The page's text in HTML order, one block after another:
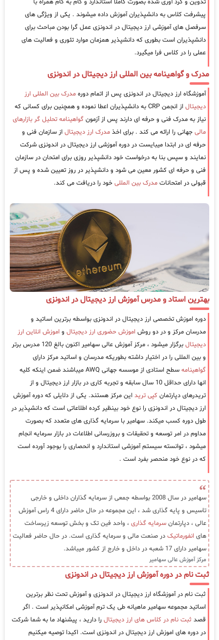
تدوین و گرد آوری شده بصورت کاملا استاندارد و گام به گام همراه با
پیشرفت کلاس به دانشپذیران آموزش داده میشوند . یکی از ویژگی های
سرفصل های آموزشی ارز دیجیتال در اندونزی عمل گرا بودن مباحث برای
دانشپذیران است بطوری که دانشپذیر همزمان موارد تئوری و فعالیت های
عملی را در کلاس فرا میگیرد.
مدرک و گواهینامه بین المللی ارز دیجیتال در اندونزی
آموزشگاه ارز دیجیتال در اندونزی پس از اتمام دوره مدرک بین المللی ارز
دیجیتال
از انجمن CRP به دانشپذیران اعطا نموده و همچنین برای کسانی که
نیاز به مدرک فنی و حرفه ای دارند پس از آزمون گواهینامه تحلیل گر بازارهای
مالی جهانی را ارائه می کند . برای اخذ مدرک ارز دیجیتال از سازمان فنی و
حرفه ای در ابتدا میبایست در دوره آموزشی ارز دیجیتال در اندونزی شرکت
نمایند و سپس بنا به درخواست خود دانشپذیر روزی برای امتحان در سازمان
فنی و حرفه ای کشور معین می شود و دانشپذیر در روز تعیین شده و پس از
قبولی در امتحانات مدرک بین المللی خود را دریافت می کند.
بهترین استاد و مدرس آموزش ارز دیجیتال در اندونزی
دوره اموزش تخصصی ارز دیجیتال در اندونزی بواسطه برترین اساتید و
مدرسان مرکز و در دو روش اموزش حضوری ارز دیجیتال و اموزش انلاین ارز
دیجیتال
برگزار میشود ، مرکز آموزش عالی سهامیر اکنون بالغ 120 مدرس برتر
و بین المللی را در اختیار داشته بطوریکه مدرسان و اساتید مرکز دارای
گواهینامه
سطح استادی از موسسه جهانی AWQ میباشند ضمن اینکه کلیه
انها دارای حداقل 10 سال سابقه و تجربه کاری در بازار ارز دیجیتال و از
تریدرهای دپارتمان کپی ترید این مرکز هستند. یکی از دلایلی که دوره آموزش
ارز دیجیتال در اندونزی را نوع خود بینظیر کرده اطلاعاتی است که دانشپذیر در
طول دوره کسب میکند. سهامیر با سرمایه گذاری های متعدد که بصورت
مداوم در امر توسعه و تحقیقات و بروزرسانی اطلاعات در بازار سرمایه انجام
میشود ، توانسته سیستم آموزشی استاندارد و انحصاری را بوجود آورده است
که در نوع خود منحصر بفرد است .
سهامیر در سال 2008 بواسطه جمعی از سرمایه گذاران داخلی و خارجی
تاسیس و پایه گذاری شد ، این مجموعه در حال حاضر دارای 4 راس آموزش
عالی ، دپارتمان سرمایه گذاری ، واحد فین تک و بخش توسعه زیرساخت
های انفورماتیک در صنعت مالی و سرمایه گذاری است. در حال حاضر فعالیت
سهامیر دارای 17 شعبه در داخل و خارج از کشور میباشد.
مرکز آموزش عالی سهامیر
ثبت نام در دوره آموزش ارز دیجیتال در اندونزی
ثبت نام در آموزشگاه ارز دیجیتال در اندونزی و آموزش تحت نظر برترین
اساتید مجموعه سهامیر ماهیانه طی یک ترم آموزشی امکانپذیر است . اگر
قصد ثبت نام در کلاس های ارز دیجیتال را دارید ، پیشنهاد ما به شما شرکت
در دوره های اموزش ارز دیجیتال در اندونزی است. اکیدا توصیه میکنیم